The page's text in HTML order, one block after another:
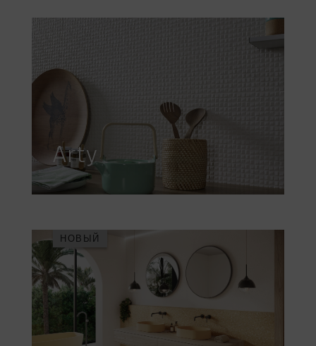
Arty
НОВЫЙ